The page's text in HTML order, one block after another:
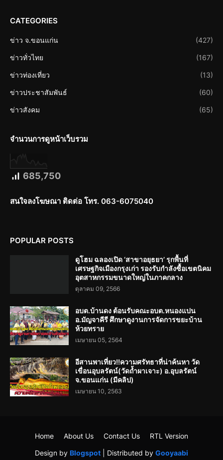
CATEGORIES
ข่าว จ.ขอนแก่น (427)
ข่าวทั่วไทย (167)
ข่าวท่องเที่ยว (13)
ข่าวประชาสัมพันธ์ (60)
ข่าวสังคม (65)
จำนวนการดูหน้าเว็บรวม
685,750
สนใจลงโฆษณา ติดต่อ โทร. 063-6075040
POPULAR POSTS
ดูโฮม ฉลองเปิด ‘สาขาอยุธยา’ รุกพื้นที่
เศรษฐกิจเมืองกรุงเก่า รองรับกำลังซื้อเขตนิคม
อุตสาหกรรมขนาดใหญ่ในภาคกลาง
ตุลาคม 09, 2566
อบต.บ้านดง ต้อนรับคณะอบต.หนองแปน
อ.มัญจาคีรี ศึกษาดูงานการจัดการขยะบ้าน
ห้วยทราย
เมษายน 05, 2564
อีสานพาเที่ยว!!ความศรัทธาที่น่าค้นหา วัด
เขื่อนอุบลรัตน์(วัดถ้ำผาเจาะ) อ.อุบลรัตน์
จ.ขอนแก่น (มีคลิป)
เมษายน 10, 2563
Design by Blogspot | Distributed by Gooyaabi
Home About Us Contact Us RTL Version